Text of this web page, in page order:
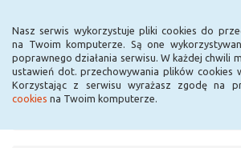
Nasz serwis wykorzystuje pliki cookies do
na Twoim komputerze. Są one
poprawnego działania serwisu. W każdej chwili
ustawień dot. przechowywania plików cookies
Korzystając z serwisu wyrażasz zgodę na
cookies na Twoim komputerze.